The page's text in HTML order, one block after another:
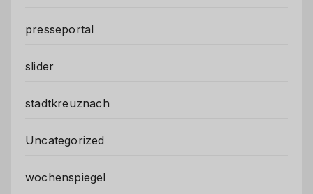
presseportal
slider
stadtkreuznach
Uncategorized
wochenspiegel